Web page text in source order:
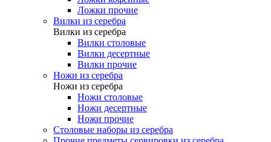
Ложки прочие
Вилки из серебра
Вилки из серебра
Вилки столовые
Вилки десертные
Вилки прочие
Ножи из серебра
Ножи из серебра
Ножи столовые
Ножи десертные
Ножи прочие
Столовые наборы из серебра